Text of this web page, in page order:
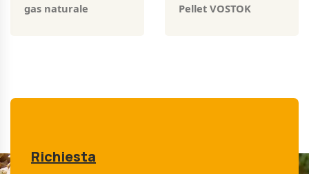
gas naturale Pellet VOSTOK
Richiesta